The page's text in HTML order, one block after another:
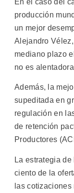
producción
un mejor
Alejandro
mediano plazo
no es
Además, la
supeditada en
regulación en
de retención
Productores
La estrategia
ciento de la
las